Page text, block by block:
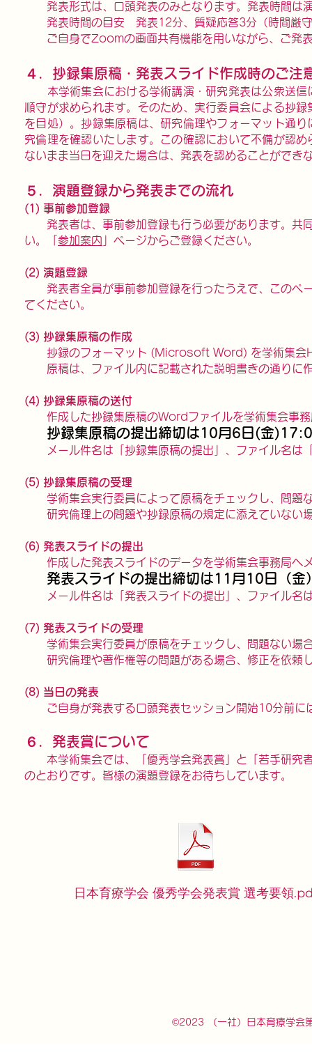
発表形式は、口頭発表のみとなります。発表時間は
発表時間の目安 発表12分、質疑応答3分（時間厳
ご自身でZoomの画面共有機能を用いながら、ご発
４．抄録集原稿・発表スライド作成時のご注
本学術集会における学術講演・研究発表は公衆送信
順守が求められます。そのため、実行委員会による抄
を目処）。抄録集原稿は、研究倫理やフォーマット通
究倫理を確認いたします。この確認において不備が認
ないまま当日を迎えた場合は、発表を認めることができ
５．演題登録から発表までの流れ
(1) 事前参加登録
発表者は、事前参加登録も行う必要があります。共
い。「 参加案内 」ページからご登録ください。
(2) 演題登録
発表者全員が事前参加登録を行ったうえで、このペ
てください。
(3) 抄録集原稿の作成
抄録のフォーマット (Microsoft Word) を学術集会
原稿は、ファイル内に記載された説明書きの通りに
(4) 抄録集原稿の送付
作成した抄録集原稿のWordファイルを学術集会事務
抄録集原稿の提出締切は10月6日(金
メール件名は「抄録集原稿の提出」、ファイル名は
(5) 抄録集原稿の受理
学術集会実行委員によって原稿をチェックし、問題
研究倫理上の問題や抄録原稿の規定に添えていない
(6) 発表スライドの提出
作成した発表スライドのデータを学術集会事務局へ
発表スライドの提出締切は11 月10日（金
メール件名は「発表スライドの提出」、ファイル名
(7) 発表スライドの受理
学術集会実行委員が原稿をチェックし、問題ない場
研究倫理や著作権等の問題がある場合、修正を依頼
(8) 当日の発表
ご自身が発表する口頭発表セッション開始10分前に
６．発表賞について
本学術集会では、「優秀学会発表賞」と「若手研究
のとおりです。皆様の演題登録をお待ちしています。
日本育療学会 優秀学会発表賞 選考要領
©2023 （一社）日本育療学会